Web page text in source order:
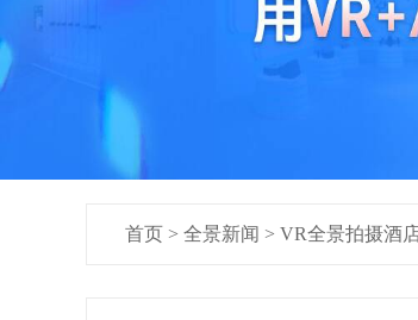
首页 > 全景新闻 > VR全景拍摄酒